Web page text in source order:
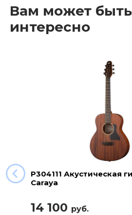
Вам может
интересно
P304111 Акустическая
Caraya
14 100 руб.